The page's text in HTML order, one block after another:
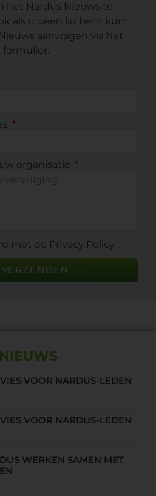
het Nardus Nieuws te
als u geen lid bent kunt
aanvragen via het
organisatie
met de Privacy Policy
VERZENDEN
VOOR NARDUS-LEDEN
VOOR NARDUS-LEDEN
WERKEN SAMEN MET